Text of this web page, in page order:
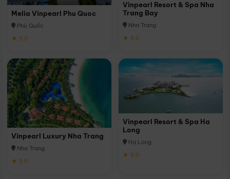
Melia Vinpearl Phu Quoc
Phú Quốc
★ 5.0
Vinpearl Resort & Spa Nha
Trang Bay
Nha Trang
★ 5.0
Vinpearl Luxury Nha Trang
Nha Trang
★ 5.0
Vinpearl Resort & Spa Ha
Long
Hạ Long
★ 5.0